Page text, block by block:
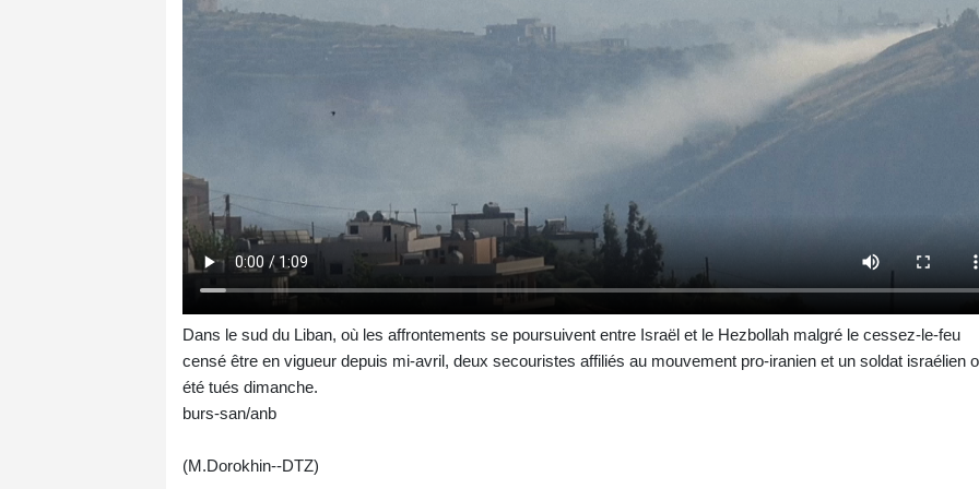
Dans le sud du Liban, où les affrontements se poursuivent entre Israël et le Hezbollah malgré le cessez-le-feu
censé être en vigueur depuis mi-avril, deux secouristes affiliés au mouvement pro-iranien et un soldat israélien
été tués dimanche.
burs-san/anb
(M.Dorokhin--DTZ)